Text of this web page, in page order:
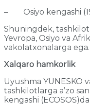
– Osiyo kengashi
Shuningdek, tashkilot
Yevropa, Osiyo va
vakolatxonalarga ega.
Xalqaro hamkorlik
Uyushma YUNЕSKO
tashkilotlarga a’zo
kengashi